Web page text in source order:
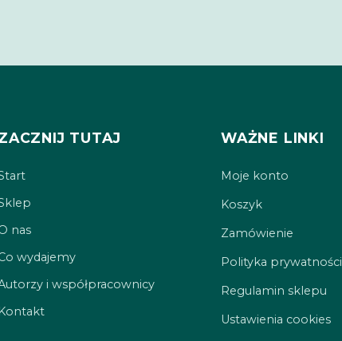
TUTAJ
nas
wydajemy
i współpracownicy
Kontakt
WAŻNE LINKI
Moje konto
Koszyk
Zamówienie
Polityka prywatności
Regulamin sklepu
Ustawienia cookies